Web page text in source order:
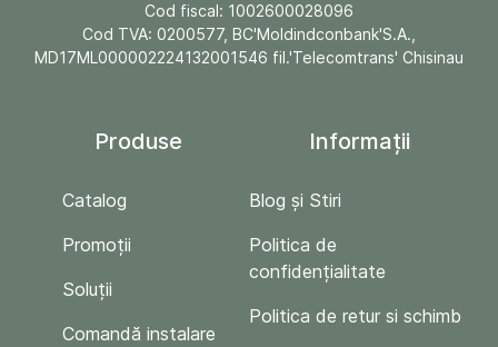
Cod fiscal: 1002600028096
Cod TVA: 0200577, BC'Moldindconbank'S.A.,
MD17ML000002224132001546 fil.'Telecomtrans' Chisinau
Produse
Catalog
Promoții
Soluții
Comandă instalare
Informații
Blog și Stiri
Politica de
confidențialitate
Politica de retur si schimb